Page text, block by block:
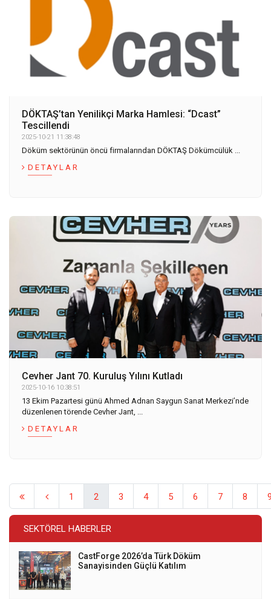
DÖKTAŞ’tan Yenilikçi Marka Hamlesi: “Dcast”
Tescillendi
2025-10-21 11:38:48
Döküm sektörünün öncü firmalarından DÖKTAŞ Dökümcülük ...
DETAYLAR
Cevher Jant 70. Kuruluş Yılını Kutladı
2025-10-16 10:38:51
13 Ekim Pazartesi günü Ahmed Adnan Saygun Sanat Merkezi’nde
düzenlenen törende Cevher Jant, ...
DETAYLAR
1 2 3 4 5 6 7 8
SEKTÖREL HABERLER
CastForge 2026’da Türk Döküm
Sanayisinden Güçlü Katılım